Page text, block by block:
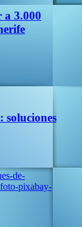
a 3.000
soluciones